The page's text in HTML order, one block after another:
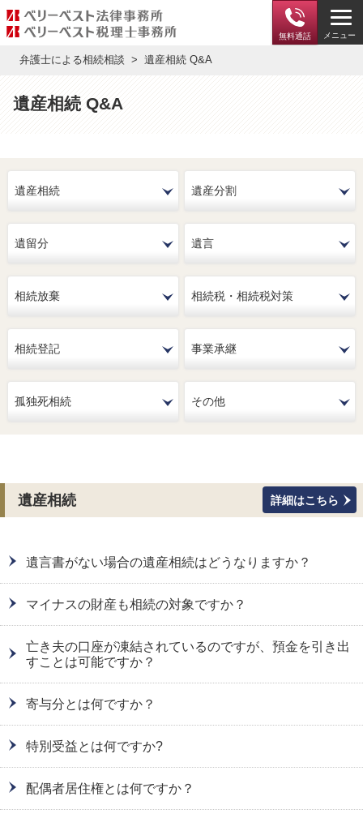
無料通話 メニュー
弁護士による相続相談 遺産相続 Q&A
遺産相続 Q&A
遺産相続 遺産分割
遺留分 遺言
相続放棄 相続税・相続税対策
相続登記 事業承継
孤独死相続 その他
遺産相続 詳細はこちら
遺言書がない場合の遺産相続はどうなりますか？
マイナスの財産も相続の対象ですか？
亡き夫の口座が凍結されているのですが、預金を引き出
すことは可能ですか？
寄与分とは何ですか？
特別受益とは何ですか?
配偶者居住権とは何ですか？